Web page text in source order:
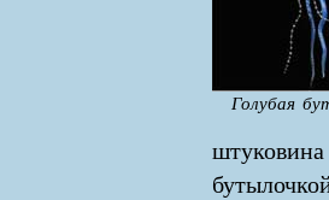
Голубая